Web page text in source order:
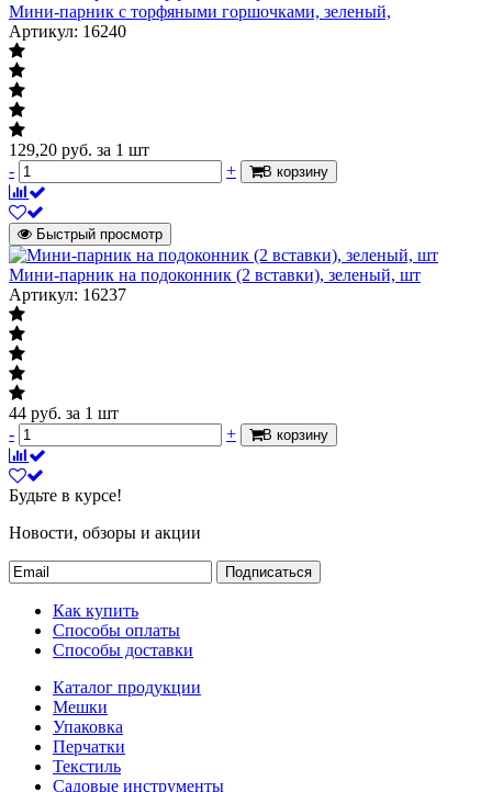
Мини-парник с торфяными горшочками, зеленый,
Артикул: 16240
129,20 руб. за 1 шт
-
+ В корзину
Быстрый просмотр
Мини-парник на подоконник (2 вставки), зеленый, шт
Артикул: 16237
44 руб. за 1 шт
-
+ В корзину
Будьте в курсе!
Новости, обзоры и акции
Подписаться
Как купить
Способы оплаты
Способы доставки
Каталог продукции
Мешки
Упаковка
Перчатки
Текстиль
Садовые инструменты